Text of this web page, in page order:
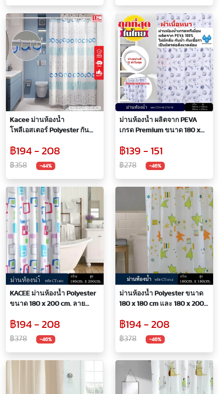
Kacee ม่านห้องน้ำ
โพลีเอสเตอร์ Polyester กันน้ำ
180x180 / 180x200
฿194 - 208
฿358 -44%
ม่านห้องน้ำ ผลิตจาก PEVA
เกรด Premium ขนาด 180 x
฿139 - 151
฿278 -46%
KACEE ม่านห้องน้ำ Polyester
ขนาด 180 x 200 cm. ลาย
฿194 - 208
฿378 -46%
ม่านห้องน้ำ Polyester ขนาด
180 x 180 cm และ 180 x 200
฿194 - 208
฿378 -46%